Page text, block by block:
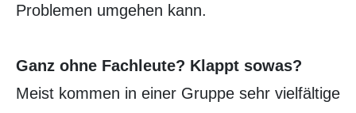
Problemen umgehen kann.
Ganz ohne Fachleute? Klappt sowas?
Meist kommen in einer Gruppe sehr vielfältige